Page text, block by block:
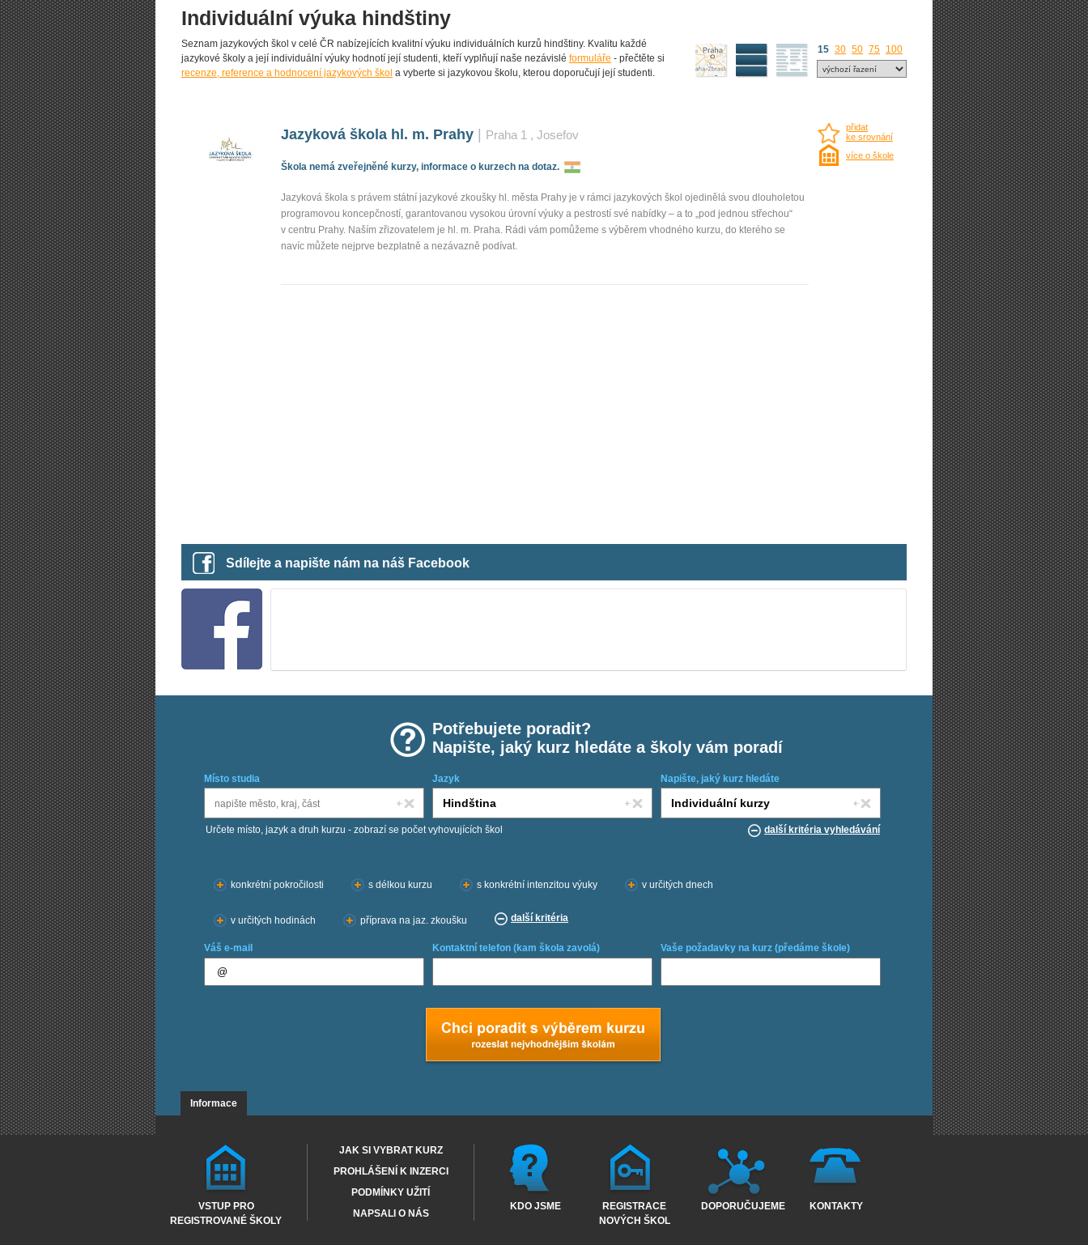
Individuální výuka hindštiny
Seznam jazykových škol v celé ČR nabízejících kvalitní výuku individuálních kurzů hindštiny. Kvalitu každé
jazykové školy a její individuální výuky hodnotí její studenti, kteří vyplňují naše nezávislé formuláře - přečtěte si
recenze, reference a hodnocení jazykových škol a vyberte si jazykovou školu, kterou doporučují její studenti.
15 30 50 75 100
Jazyková škola hl. m. Prahy Praha 1 , Josefov
Škola nemá zveřejněné kurzy, informace o kurzech na dotaz.
přidat
ke srovnání
více o škole
Jazyková škola s právem státní jazykové zkoušky hl. města Prahy je v rámci jazykových škol ojedinělá svou dlouholetou
programovou koncepčností, garantovanou vysokou úrovní výuky a pestrostí své nabídky – a to „pod jednou střechou“
v centru Prahy. Naším zřizovatelem je hl. m. Praha. Rádi vám pomůžeme s výběrem vhodného kurzu, do kterého se
navíc můžete nejprve bezplatně a nezávazně podívat.
Sdílejte a napište nám na náš Facebook
Potřebujete poradit?
Napište, jaký kurz hledáte a školy vám poradí
Místo studia Jazyk Napište, jaký kurz hledáte
Určete místo, jazyk a druh kurzu - zobrazí se počet vyhovujících škol další kritéria vyhledávání
konkrétní pokročilosti
s délkou kurzu s konkrétní intenzitou výuky v určitých dnech
v určitých hodinách příprava na jaz. zkoušku další kritéria
Váš e-mail Kontaktní telefon (kam škola zavolá) Vaše požadavky na kurz (předáme škole)
Informace
VSTUP PRO
REGISTROVANÉ ŠKOLY
JAK SI VYBRAT KURZ
PROHLÁŠENÍ K INZERCI
PODMÍNKY UŽITÍ
NAPSALI O NÁS
KDO JSME
REGISTRACE
NOVÝCH ŠKOL
DOPORUČUJEME KONTAKTY